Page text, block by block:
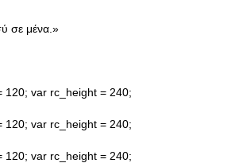
σε μένα.»
120; var rc_height = 240;
120; var rc_height = 240;
120; var rc_height = 240;